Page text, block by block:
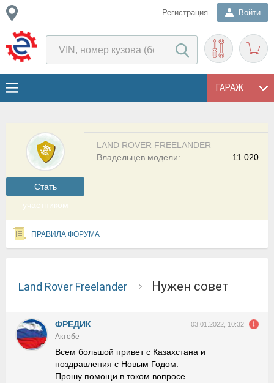
Регистрация Войти
ГАРАЖ
Cтать
участником
LAND ROVER FREELANDER
11 020
Владельцев модели:
ПРАВИЛА ФОРУМА
Land Rover Freelander Нужен совет
ФРЕДИК 03.01.2022, 10:32
Актобе
Всем большой привет с Казахстана и
поздравления с Новым Годом.
Прошу помощи в током вопросе.